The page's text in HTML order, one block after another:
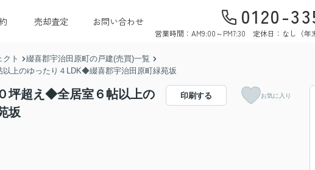
売却査定 お問い合わせ 0120-
営業時間：AM9:00～PM7:30 定休日：なし（年
ト
綴喜郡宇治田原町の戸建(売買)一覧
上のゆったり４LDK◆綴喜郡宇治田原町緑苑坂
坪超え◆全居室６帖以上の
坂
印刷する お気に入り